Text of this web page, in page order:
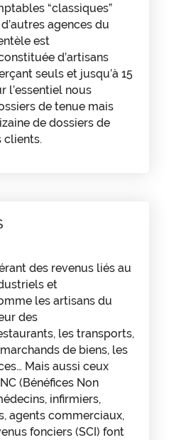
“classiques”
agences du
est
d’artisans
seuls et jusqu’à 15
l’essentiel nous
de tenue mais
de dossiers de
clients.
des revenus liés au
et
les artisans du
des
les transports,
de biens, les
Mais aussi ceux
(Bénéfices Non
infirmiers,
agents commerciaux,
fonciers (SCI) font